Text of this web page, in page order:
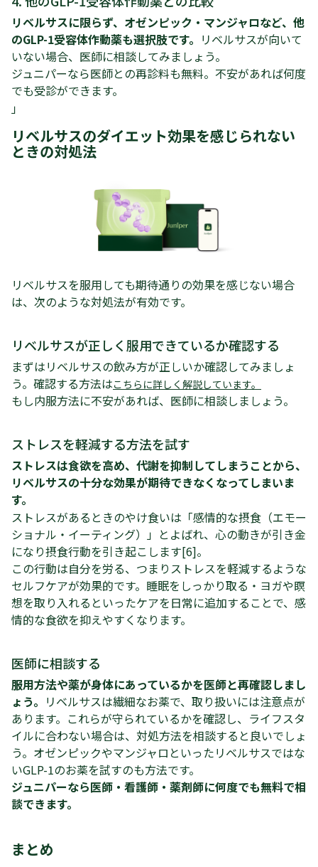
リベルサスに限らず、オゼンピック・マンジャロなど、他
のGLP-1受容体作動薬も選択肢です。 リベルサスが向いて
いない場合、医師に相談してみましょう。
ジュニパーなら医師との再診料も無料。不安があれば何度
でも受診ができます。
」
リベルサスのダイエット効果を感じられない
ときの対処法
リベルサスを服用しても期待通りの効果を感じない場合
は、次のような対処法が有効です。
リベルサスが正しく服用できているか確認する
まずはリベルサスの飲み方が正しいか確認してみましょ
う。確認する方法はこちらに詳しく解説しています。
もし内服方法に不安があれば、医師に相談しましょう。
ストレスを軽減する方法を試す
ストレスは食欲を高め、代謝を抑制してしまうことから、
リベルサスの十分な効果が期待できなくなってしまいま
す。
ストレスがあるときのやけ食いは「感情的な摂食（エモー
ショナル・イーティング）」とよばれ、心の動きが引き金
になり摂食行動を引き起こします[6]。
この行動は自分を労る、つまりストレスを軽減するような
セルフケアが効果的です。睡眠をしっかり取る・ヨガや瞑
想を取り入れるといったケアを日常に追加することで、感
情的な食欲を抑えやすくなります。
医師に相談する
服用方法や薬が身体にあっているかを医師と再確認しまし
ょう。 リベルサスは繊細なお薬で、取り扱いには注意点が
あります。これらが守られているかを確認し、ライフスタ
イルに合わない場合は、対処方法を相談すると良いでしょ
う。オゼンピックやマンジャロといったリベルサスではな
いGLP-1のお薬を試すのも方法です。
ジュニパーなら医師・看護師・薬剤師に何度でも無料で相
談できます。
まとめ